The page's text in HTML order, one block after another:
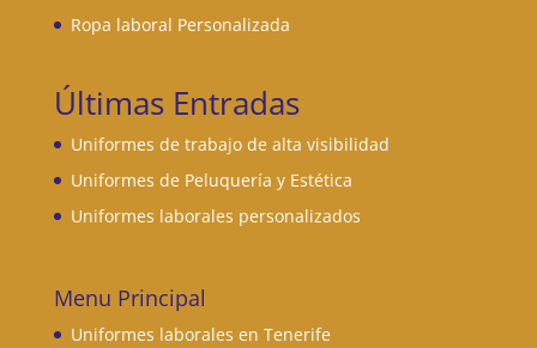
Ropa laboral Personalizada
Últimas Entradas
Uniformes de trabajo de alta visibilidad
Uniformes de Peluquería y Estética
Uniformes laborales personalizados
Menu Principal
Uniformes laborales en Tenerife